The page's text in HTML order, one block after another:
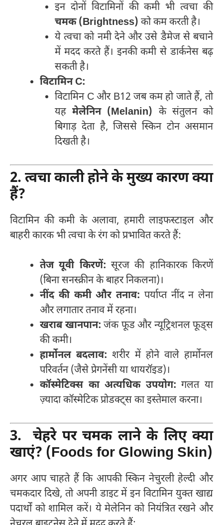
इन दोनों विटामिनों की कमी भी त्वचा की
चमक (Brightness) को कम करती है।
ये त्वचा को नमी देने और उसे डैमेज से बचाने
में मदद करते हैं। इनकी कमी से डार्कनेस बढ़
सकती है।
विटामिन C:
विटामिन C और B12 जब कम हो जाते हैं, तो
यहमेलेनिन (Melanin) के संतुलन को
बिगाड़ देता है, जिससे स्किन टोन असमान
दिखती है।
2. त्वचा काली होने के मुख्य कारण क्या
हैं?
विटामिन की कमी के अलावा, हमारी लाइफस्टाइल और
बाहरी कारक भी त्वचा के रंग को प्रभावित करते हैं:
तेज यूवी किरणें: सूरज की हानिकारक किरणें
(बिना सनस्क्रीन के बाहर निकलना)।
नींद की कमी और तनाव: पर्याप्त नींद न लेना
और लगातार तनाव में रहना।
खराब खानपान: जंक फूड और न्यूट्रिशनल फूड्स
की कमी।
हार्मोनल बदलाव: शरीर में होने वाले हार्मोनल
परिवर्तन (जैसे प्रेगनेंसी या थायरॉइड)।
कॉस्मेटिक्स का अत्यधिक उपयोग: गलत या
ज़्यादा कॉस्मेटिक प्रोडक्ट्स का इस्तेमाल करना।
3. चेहरे पर चमक लाने के लिए क्या
खाएं? (Foods for Glowing Skin)
अगर आप चाहते हैं कि आपकी स्किन नेचुरली हेल्दी और
चमकदार दिखे, तो अपनी डाइट में इन विटामिन युक्त खाद्य
पदार्थों को शामिल करें। ये मेलेनिन को नियंत्रित रखने और